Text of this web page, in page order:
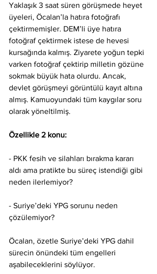
Yaklaşık 3 saat süren görüşmede heyet
üyeleri, Öcalan’la hatıra fotoğrafı
çektirmemişler. DEM’li üye hatıra
fotoğraf çektirmek istese de hevesi
kursağında kalmış. Ziyarete yoğun tepki
varken fotoğraf çektirip milletin gözüne
sokmak büyük hata olurdu. Ancak,
devlet görüşmeyi görüntülü kayıt altına
almış. Kamuoyundaki tüm kaygılar soru
olarak yöneltilmiş.
Özellikle 2 konu:
- PKK fesih ve silahları bırakma kararı
aldı ama pratikte bu süreç istendiği gibi
neden ilerlemiyor?
- Suriye’deki YPG sorunu neden
çözülemiyor?
Öcalan, özetle Suriye’deki YPG dahil
sürecin önündeki tüm engelleri
aşabileceklerini söylüyor.